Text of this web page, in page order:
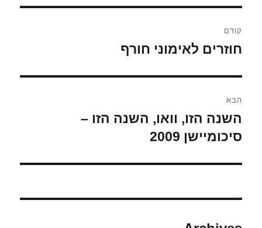
קודם
הפוסט
חוזרים לאימוני חורף
הבא
הפוסט
הבא:
השנה הזו, וואו, השנה הזו –
סיכומיישן 2009